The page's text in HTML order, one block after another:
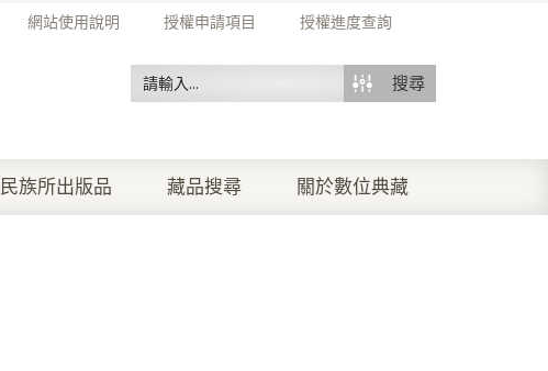
網站使用說明 授權申請項目 授權進度查詢
搜尋
民族所出版品 藏品搜尋 關於數位典藏